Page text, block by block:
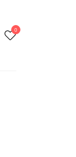
0